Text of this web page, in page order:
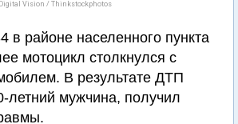
Digital Vision / Thinkstockphotos
в районе населенного пункта
мотоцикл столкнулся с
В результате ДТП
летний мужчина, получил